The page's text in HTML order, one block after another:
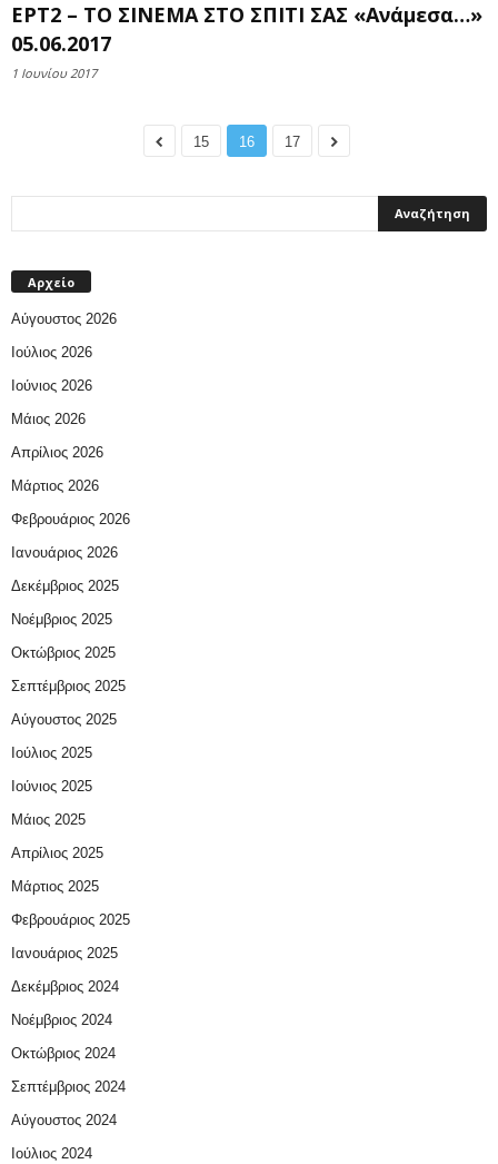
ΕΡΤ2 – ΤΟ ΣΙΝΕΜΑ ΣΤΟ ΣΠΙΤΙ ΣΑΣ «Ανάμεσα…»
05.06.2017
1 Ιουνίου 2017
15 16 17
Αρχείο
Αύγουστος 2026
Ιούλιος 2026
Ιούνιος 2026
Μάιος 2026
Απρίλιος 2026
Μάρτιος 2026
Φεβρουάριος 2026
Ιανουάριος 2026
Δεκέμβριος 2025
Νοέμβριος 2025
Οκτώβριος 2025
Σεπτέμβριος 2025
Αύγουστος 2025
Ιούλιος 2025
Ιούνιος 2025
Μάιος 2025
Απρίλιος 2025
Μάρτιος 2025
Φεβρουάριος 2025
Ιανουάριος 2025
Δεκέμβριος 2024
Νοέμβριος 2024
Οκτώβριος 2024
Σεπτέμβριος 2024
Αύγουστος 2024
Ιούλιος 2024